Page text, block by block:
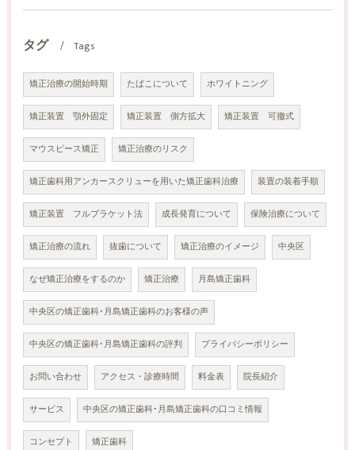
タグ Tags
矯正治療の開始時期 たばこについて ホワイトニング
矯正装置 顎外固定 矯正装置 側方拡大 矯正装置 可撤式
マウスピース矯正 矯正治療のリスク
矯正歯科用アンカースクリューを用いた矯正歯科治療 装置の装着手順
矯正装置 フルブラケット法 成長発育について 保険治療について
矯正治療の流れ 抜歯について 矯正治療のイメージ 中央区
なぜ矯正治療をするのか 矯正治療 月島矯正歯科
中央区の矯正歯科･月島矯正歯科のお客様の声
中央区の矯正歯科･月島矯正歯科の評判 プライバシーポリシー
お問い合わせ アクセス・診療時間 料金表 院長紹介
サービス 中央区の矯正歯科･月島矯正歯科の口コミ情報
コンセプト 矯正歯科